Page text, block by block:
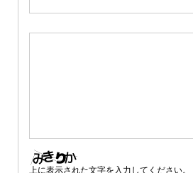
上に表示された文字を入力してください。